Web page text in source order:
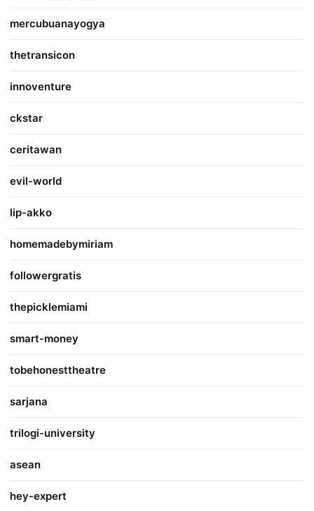
mercubuanayogya
thetransicon
innoventure
ckstar
ceritawan
evil-world
lip-akko
homemadebymiriam
followergratis
thepicklemiami
smart-money
tobehonesttheatre
sarjana
trilogi-university
asean
hey-expert